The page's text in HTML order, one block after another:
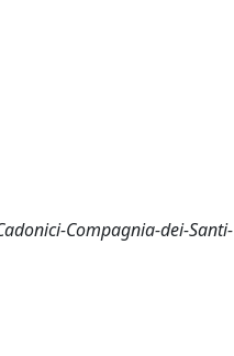
Compagnia-dei-Santi-